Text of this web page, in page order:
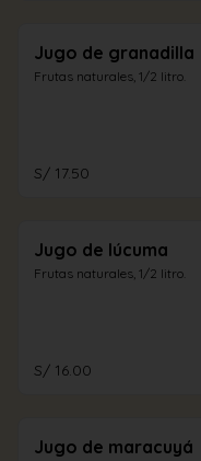
Jugo de granadilla
Frutas naturales, 1/2 litro.
S/ 17.50
Jugo de lúcuma
Frutas naturales, 1/2 litro.
S/ 16.00
Jugo de maracuyá